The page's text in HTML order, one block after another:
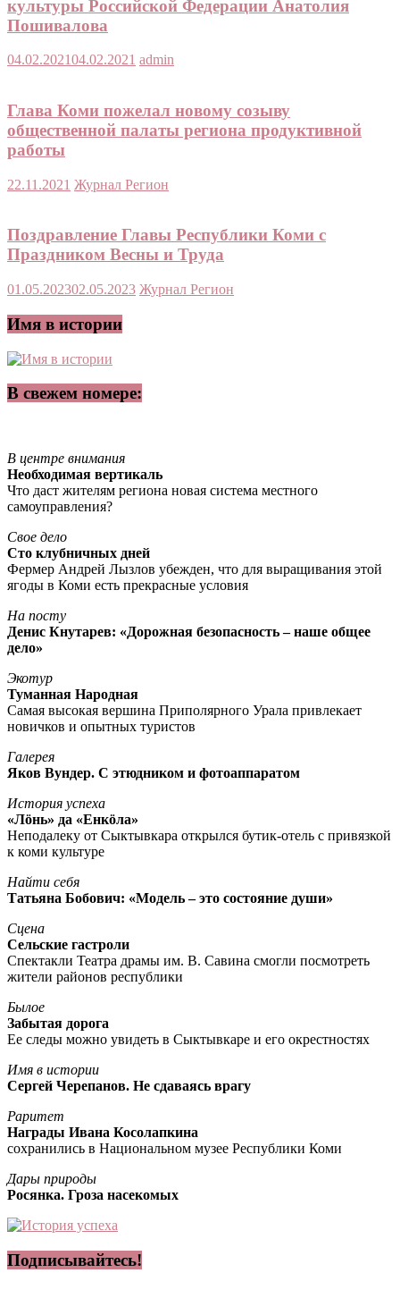
культуры Российской Федерации Анатолия
Пошивалова
04.02.202104.02.2021 admin
Глава Коми пожелал новому созыву
общественной палаты региона продуктивной
работы
22.11.2021 Журнал Регион
Поздравление Главы Республики Коми с
Праздником Весны и Труда
01.05.202302.05.2023 Журнал Регион
Имя в истории
В свежем номере:
В центре внимания
Необходимая вертикаль
Что даст жителям региона новая система местного
самоуправления?
Свое дело
Сто клубничных дней
Фермер Андрей Лызлов убежден, что для выращивания этой
ягоды в Коми есть прекрасные условия
На посту
Денис Кнутарев: «Дорожная безопасность – наше общее
дело»
Экотур
Туманная Народная
Самая высокая вершина Приполярного Урала привлекает
новичков и опытных туристов
Галерея
Яков Вундер. С этюдником и фотоаппаратом
История успеха
«Лöнь» да «Енкöла»
Неподалеку от Сыктывкара открылся бутик-отель с привязкой
к коми культуре
Найти себя
Татьяна Бобович: «Модель – это состояние души»
Сцена
Сельские гастроли
Спектакли Театра драмы им. В. Савина смогли посмотреть
жители районов республики
Былое
Забытая дорога
Ее следы можно увидеть в Сыктывкаре и его окрестностях
Имя в истории
Сергей Черепанов. Не сдаваясь врагу
Раритет
Награды Ивана Косолапкина
сохранились в Национальном музее Республики Коми
Дары природы
Росянка. Гроза насекомых
Подписывайтесь!